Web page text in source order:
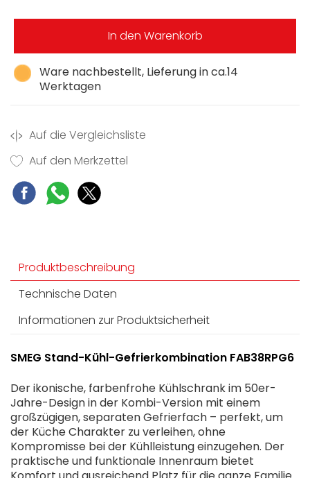
Ware nachbestellt, Lieferung in ca.14
Werktagen
In den Warenkorb
Auf die Vergleichsliste
Auf den Merkzettel
Produktbeschreibung
Technische Daten
Informationen zur Produktsicherheit
SMEG Stand-Kühl-Gefrierkombination FAB38RPG6
Der ikonische, farbenfrohe Kühlschrank im 50er-
Jahre-Design in der Kombi-Version mit einem
großzügigen, separaten Gefrierfach – perfekt, um
der Küche Charakter zu verleihen, ohne
Kompromisse bei der Kühlleistung einzugehen. Der
praktische und funktionale Innenraum bietet